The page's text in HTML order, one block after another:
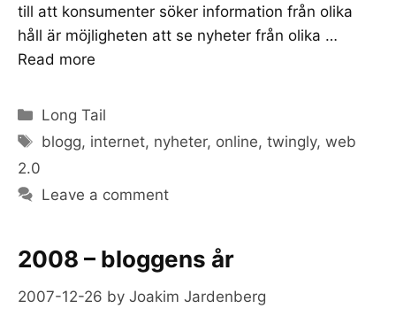
till att konsumenter söker information från olika
håll är möjligheten att se nyheter från olika …
Read more
Categories
Long Tail
Tags
blogg, internet, nyheter, online,twingly,web
2.0
Leave a comment
2008 – bloggens år
2007-12-26 by Joakim Jardenberg